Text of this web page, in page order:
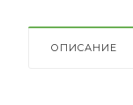
ОПИСАНИЕ